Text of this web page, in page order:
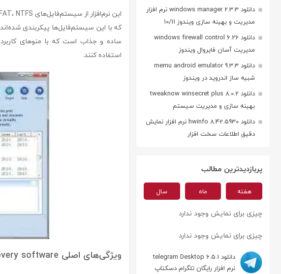
دانلود windows manager 2.3.3 نرم افزار
مدیریت و بهینه سازی ویندوز 10/11
دانلود windows firewall control 6.26
مدیریت آسان فایروال ویندوز
دانلود memu android emulator 9.3.3
شبیه ساز اندروید در ویندوز
دانلود tweaknow winsecret plus 8.0.2
بهینه سازی و مدیریت سیستم
دانلود hwinfo 8.42.5930 نرم افزار نمایش
دقیق اطلاعات سخت افزار
پربازدیدترین مطالب
هفته ماه سال
چیزی برای نمایش وجود ندارد
چیزی برای نمایش وجود ندارد
دانلود telegram Desktop 6.5.1
نرم افزار رایگان تلگرام دسکتاپ
ساده و جذاب است که با منوهای
استفاده کنند.
ویژگی‌های اصلی aidfile recovery software